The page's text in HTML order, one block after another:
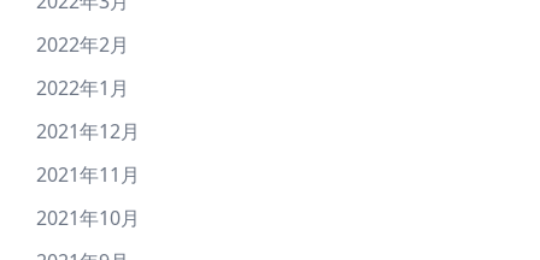
2022年2月
2022年1月
2021年12月
2021年11月
2021年10月